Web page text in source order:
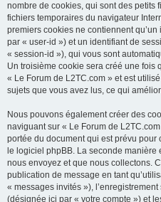
nombre de cookies, qui sont des petits
fichiers temporaires du navigateur
premiers cookies ne contiennent
par « user-id ») et un identifiant de
« session-id »), qui vous sont
Un troisième cookie sera créé une fois
« Le Forum de L2TC.com » et est
sujets que vous avez lus, ce qui
Nous pouvons également créer des
naviguant sur « Le Forum de
portée du document qui est prévu
le logiciel phpBB. La seconde manière
nous envoyez et que nous collectons.
publication de message en tant
« messages invités »),
(désignée ici par « votre compte ») et